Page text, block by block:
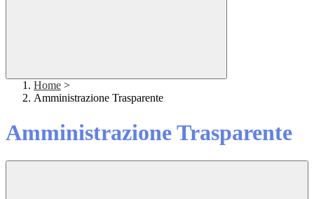
Home >
Amministrazione Trasparente
Amministrazione Trasparente